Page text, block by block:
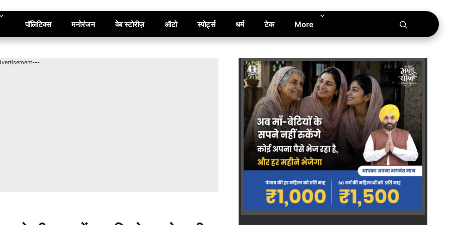
पॉलिटिक्स मनोरंजन वेब स्टोरीज़ ऑटो स्पोर्ट्स धर्म टेक More